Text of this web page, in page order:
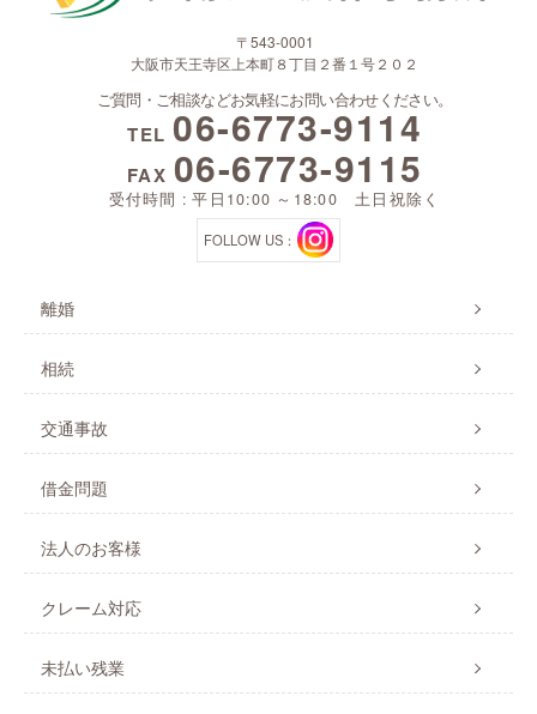
〒543-0001
大阪市天王寺区上本町８丁目２番１号２０２
ご質問・ご相談などお気軽にお問い合わせください。
TEL 06-6773-9114
FAX 06-6773-9115
受付時間 : 平日10:00 ～18:00 土日祝除く
FOLLOW US：
離婚
相続
交通事故
借金問題
法人のお客様
クレーム対応
未払い残業